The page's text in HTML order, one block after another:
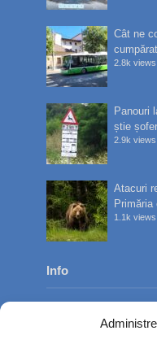
Cât ne
2.8k views
Panouri
știe
2.9k views
Atacuri
Primăria
1.1k views
Info